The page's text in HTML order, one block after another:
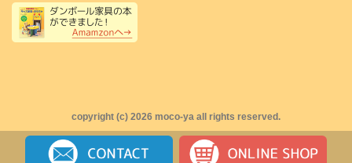
copyright (c) 2026 moco-ya all rights reserved.